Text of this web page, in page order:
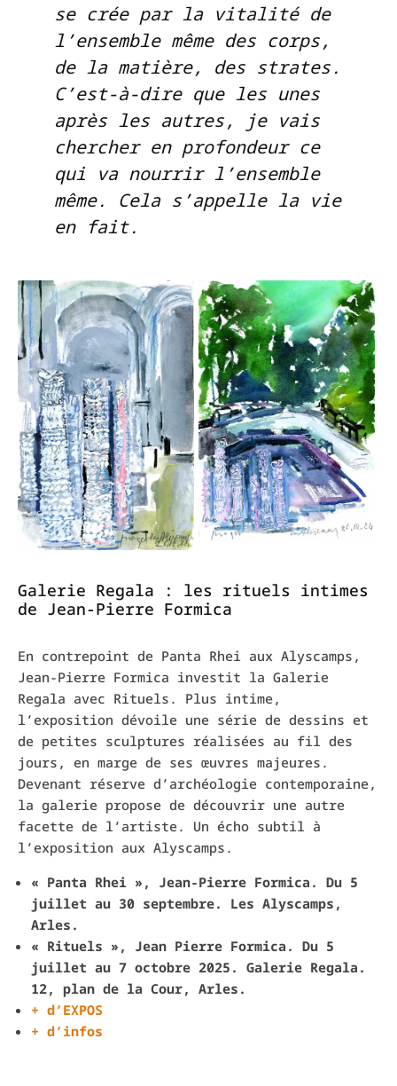
se crée par la vitalité de
l’ensemble même des corps,
de la matière, des strates.
C’est-à-dire que les unes
après les autres, je vais
chercher en profondeur ce
qui va nourrir l’ensemble
même. Cela s’appelle la vie
en fait.
Galerie Regala : les rituels intimes
de Jean-Pierre Formica
En contrepoint de Panta Rhei aux Alyscamps,
Jean-Pierre Formica investit la Galerie
Regala avec Rituels. Plus intime,
l’exposition dévoile une série de dessins et
de petites sculptures réalisées au fil des
jours, en marge de ses œuvres majeures.
Devenant réserve d’archéologie contemporaine,
la galerie propose de découvrir une autre
facette de l’artiste. Un écho subtil à
l’exposition aux Alyscamps.
« Panta Rhei », Jean-Pierre Formica. Du 5
juillet au 30 septembre. Les Alyscamps,
Arles.
« Rituels », Jean Pierre Formica. Du 5
juillet au 7 octobre 2025. Galerie Regala.
12, plan de la Cour, Arles.
+ d’EXPOS
+ d’infos